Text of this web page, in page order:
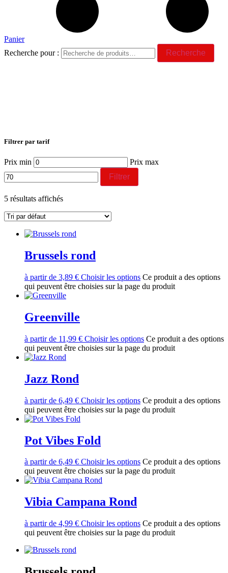
Panier
Recherche pour :
Recherche
Filtrer par tarif
Prix min
Prix max
Filtrer
5 résultats affichés
Brussels rond
à partir de 3,89 € Choisir les options Ce produit a des options
qui peuvent être choisies sur la page du produit
Greenville
à partir de 11,99 € Choisir les options Ce produit a des options
qui peuvent être choisies sur la page du produit
Jazz Rond
à partir de 6,49 € Choisir les options Ce produit a des options
qui peuvent être choisies sur la page du produit
Pot Vibes Fold
à partir de 6,49 € Choisir les options Ce produit a des options
qui peuvent être choisies sur la page du produit
Vibia Campana Rond
à partir de 4,99 € Choisir les options Ce produit a des options
qui peuvent être choisies sur la page du produit